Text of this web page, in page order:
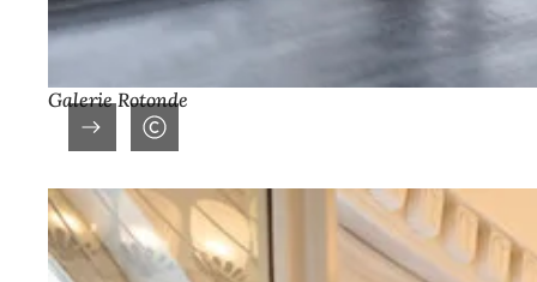
Galerie Rotonde